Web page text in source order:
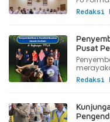
Redaksi
Pusat
Redaksi